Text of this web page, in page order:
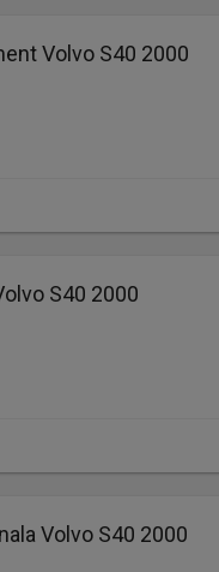
Volvo S40 2000
S40 2000
Volvo S40 2000